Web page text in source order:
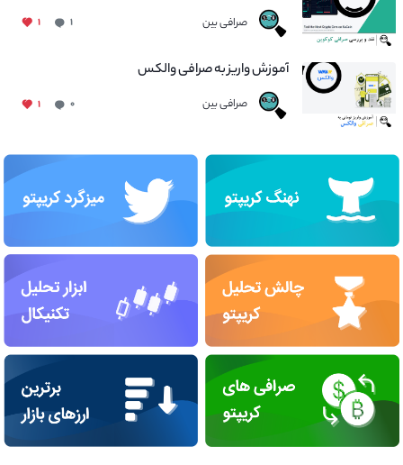
صرافی بین ۱ ۱
آموزش واریز به صرافی والکس
صرافی بین ۰ ۱